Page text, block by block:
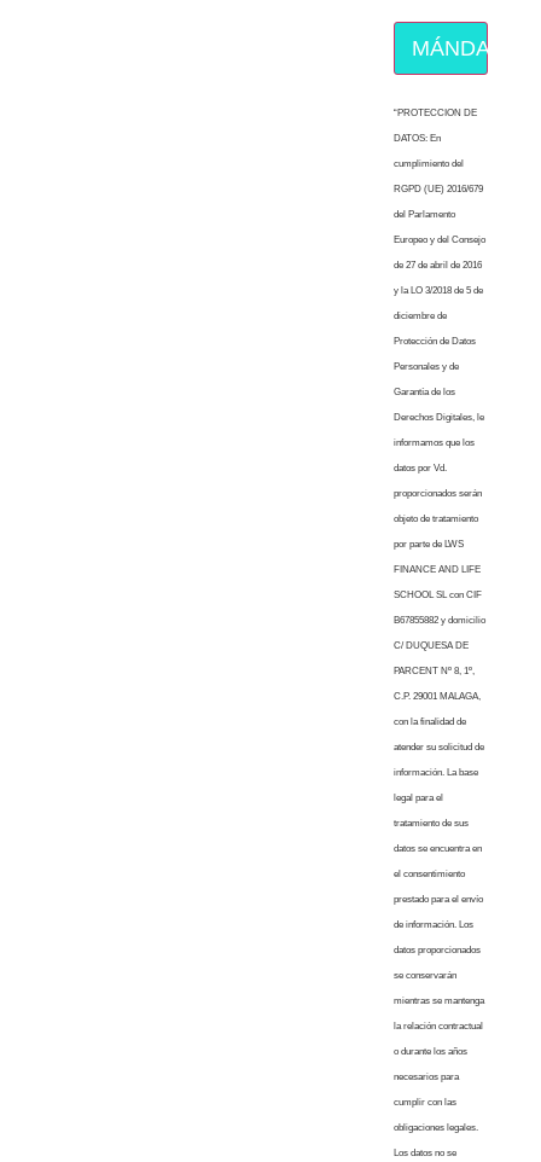
MÁNDAME
“PROTECCION DE
DATOS: En
cumplimiento del
RGPD (UE) 2016/679
del Parlamento
Europeo y del Consejo
de 27 de abril de 2016
y la LO 3/2018 de 5 de
diciembre de
Protección de Datos
Personales y de
Garantía de los
Derechos Digitales, le
informamos que los
datos por Vd.
proporcionados serán
objeto de tratamiento
por parte de LWS
FINANCE AND LIFE
SCHOOL SL con CIF
B67855882 y domicilio
C/ DUQUESA DE
PARCENT Nº 8, 1º,
C.P. 29001 MALAGA,
con la finalidad de
atender su solicitud de
información. La base
legal para el
tratamiento de sus
datos se encuentra en
el consentimiento
prestado para el envío
de información. Los
datos proporcionados
se conservarán
mientras se mantenga
la relación contractual
o durante los años
necesarios para
cumplir con las
obligaciones legales.
Los datos no se